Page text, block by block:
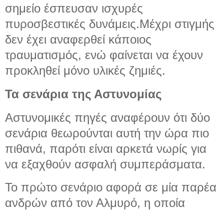
σημείο έσπευσαν ισχυρές
πυροσβεστικές δυνάμεις.Μέχρι στιγμής
δεν έχει αναφερθεί κάποιος
τραυματισμός, ενώ φαίνεται να έχουν
προκληθεί μόνο υλικές ζημιές.
Τα σενάρια της Αστυνομίας
Αστυνομικές πηγές αναφέρουν ότι δύο
σενάρια θεωρούνται αυτή την ώρα πιο
πιθανά, παρότι είναι αρκετά νωρίς για
να εξαχθούν ασφαλή συμπεράσματα.
Το πρώτο σενάριο αφορά σε μία παρέα
ανδρών από τον Αλμυρό, η οποία